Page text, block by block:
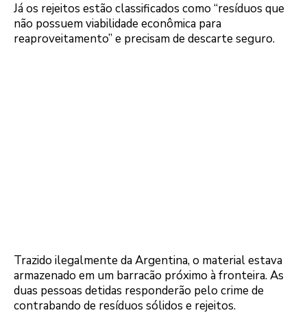
Já os rejeitos estão classificados como “resíduos que
não possuem viabilidade econômica para
reaproveitamento” e precisam de descarte seguro.
Trazido ilegalmente da Argentina, o material estava
armazenado em um barracão próximo à fronteira. As
duas pessoas detidas responderão pelo crime de
contrabando de resíduos sólidos e rejeitos.